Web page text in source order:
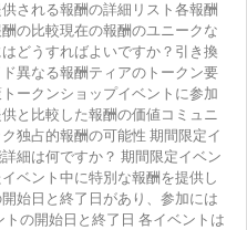
される報酬の詳細リスト各報酬
の比較現在の報酬のユニークな
どうすればよいですか？引き換
異なる報酬ティアのトークン要
ークンショップイベントに参加
と比較した報酬の価値コミュニ
独占的報酬の可能性 期間限定イ
細は何ですか？ 期間限定イベン
ベント中に特別な報酬を提供し
始日と終了日があり、参加には
の開始日と終了日 各イベントは